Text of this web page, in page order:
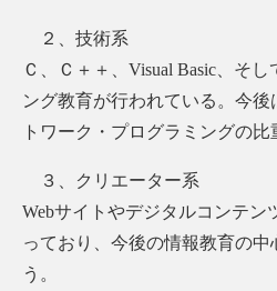
２、技術系
Ｃ、Ｃ＋＋、Visual Basic、そし
ング教育が行われている。今後
トワーク・プログラミングの比
３、クリエーター系
Webサイトやデジタルコンテン
っており、今後の情報教育の
う。